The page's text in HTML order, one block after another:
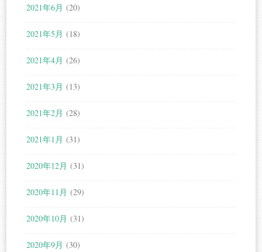
2021年6月 (20)
2021年5月 (18)
2021年4月 (26)
2021年3月 (13)
2021年2月 (28)
2021年1月 (31)
2020年12月 (31)
2020年11月 (29)
2020年10月 (31)
2020年9月 (30)